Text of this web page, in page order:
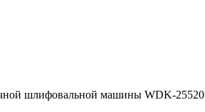
шлифовальной машины WDK-25520